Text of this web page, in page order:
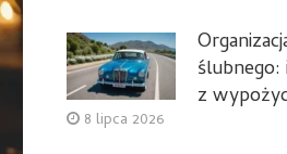
ślubnego:
z
8 lipca 2026